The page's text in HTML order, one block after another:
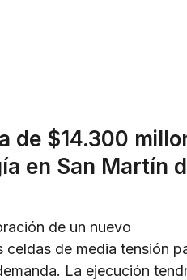
de $14.300
en San Martín
de un nuevo
de media tensión
La ejecución